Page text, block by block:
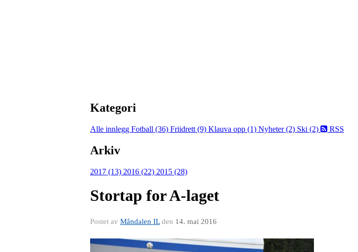
Kategori
Alle innlegg Fotball (36) Friidrett (9) Klauva opp (1) Nyheter (2) Ski (2) RSS
Arkiv
2017 (13) 2016 (22) 2015 (28)
Stortap for A-laget
Postet av Måndalen ILden 14. mai 2016